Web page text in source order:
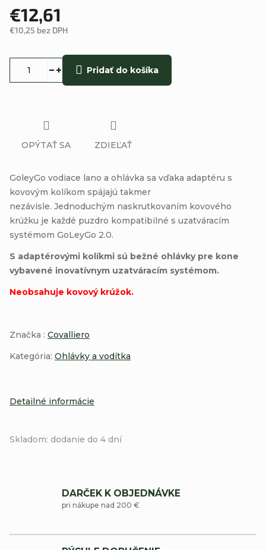
€12,61
€10,25 bez DPH
Skladom: dodanie do 4 dní
Pridať do košíka
GoleyGo vodiace lano a ohlávka sa vďaka adaptéru s
kovovým kolíkom spájajú takmer
nezávisle. Jednoduchým naskrutkovaním kovového
krúžku je každé puzdro kompatibilné s uzatváracím
systémom GoLeyGo 2.0.
S adaptérovými kolíkmi sú bežné ohlávky pre kone
vybavené inovatívnym uzatváracím systémom.
Neobsahuje kovový krúžok.
Značka : Covalliero
Kategória: Ohlávky a vodítka
Detailné informácie
OPÝTAŤ SA ZDIEĽAŤ
DARČEK K OBJEDNÁVKE
pri nákupe nad 200 €